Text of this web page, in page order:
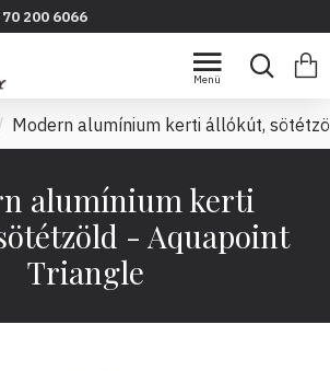
70 200 6066
Modern alumínium kerti állókút,
alumínium kerti
- Aquapoint
Triangle